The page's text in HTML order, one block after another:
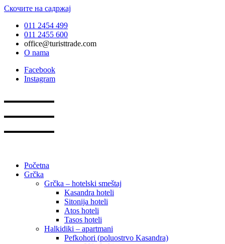
Скочите на садржај
011 2454 499
011 2455 600
office@turisttrade.com
O nama
Facebook
Instagram
Početna
Grčka
Grčka – hotelski smeštaj
Kasandra hoteli
Sitonija hoteli
Atos hoteli
Tasos hoteli
Halkidiki – apartmani
Pefkohori (poluostrvo Kasandra)